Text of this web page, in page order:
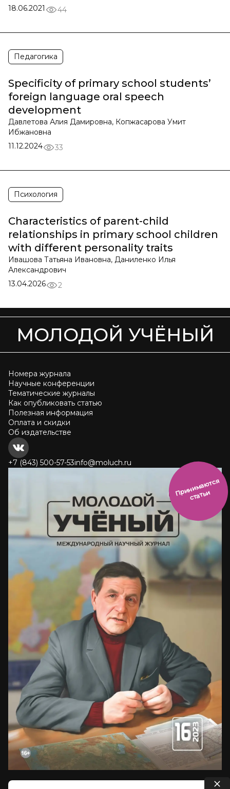
18.06.2021
44
Педагогика
Specificity of primary school students’
foreign language oral speech
development
Давлетова Алия Дамировна, Копжасарова Умит
Ибжановна
11.12.2024
33
Психология
Characteristics of parent-child
relationships in primary school children
with different personality traits
Ивашова Татьяна Ивановна, Даниленко Илья
Александрович
13.04.2026
2
МОЛОДОЙ УЧЁНЫЙ
Номера журнала
Научные конференции
Тематические журналы
Как опубликовать статью
Полезная информация
Оплата и скидки
Об издательстве
+7 (843) 500-57-53info@moluch.ru
П
р
и
н
и
м
а
ют
с
я
ст
ать
и